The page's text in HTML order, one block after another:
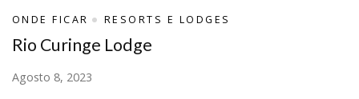
ONDE FICAR RESORTS E LODGES
Rio Curinge Lodge
Agosto 8, 2023